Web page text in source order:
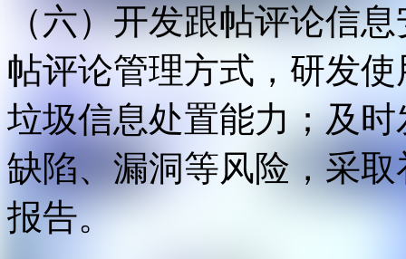
（六）开发跟帖评论信
帖评论管理方式，研发
垃圾信息处置能力；及
缺陷、漏洞等风险，采
报告。